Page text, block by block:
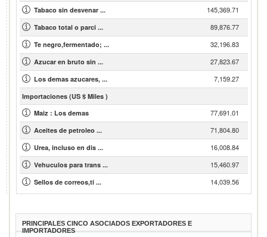
Tabaco sin desvenar ...
145,369.71
Tabaco total o parci ... 89,876.77
Te negro,fermentado; ... 32,196.83
Azucar en bruto sin ... 27,823.67
Los demas azucares, ... 7,159.27
Importaciones (US $ Miles )
Maiz : Los demas
77,691.01
Aceites de petroleo ... 71,804.80
Urea, incluso en dis ... 16,008.84
Vehuculos para trans ... 15,460.97
Sellos de correos,ti ... 14,039.56
PRINCIPALES CINCO ASOCIADOS EXPORTADORES E
IMPORTADORES